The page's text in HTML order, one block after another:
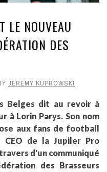
LE NOUVEAU
DES
JÉRÉMY KUPROWSKI
Belges dit au revoir à
à Lorin Parys. Son nom
aux fans de football
de la Jupiler Pro
d'un communiqué
des Brasseurs